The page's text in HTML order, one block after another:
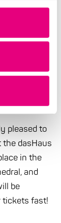
and
are now
New Jazz
pleased to
the dasHaus
in the
and
be
tickets fast!